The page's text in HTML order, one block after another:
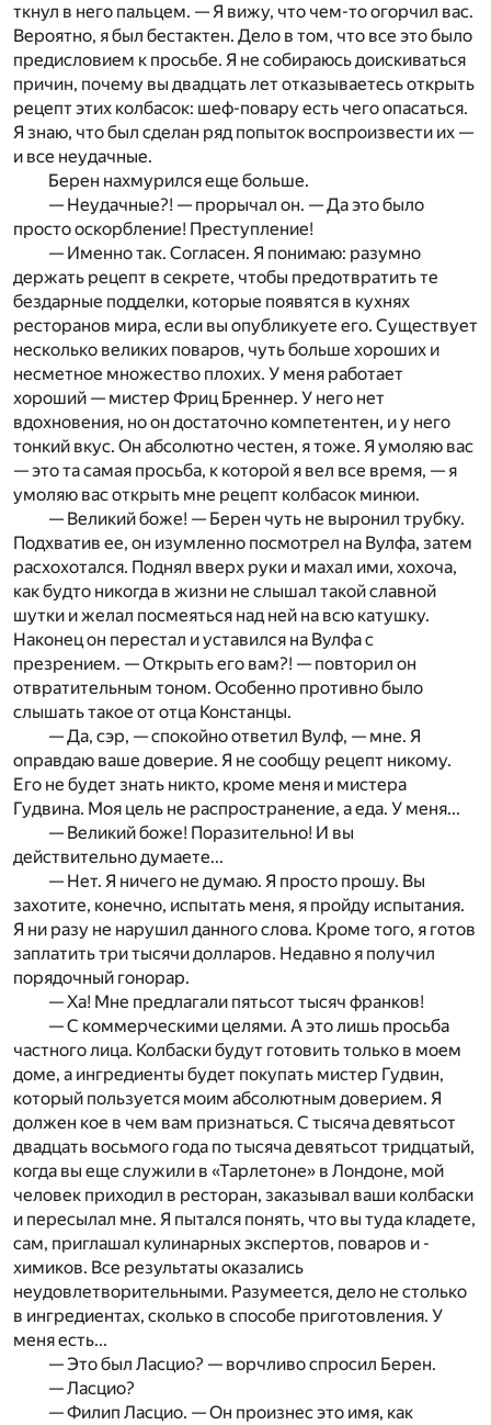
ткнул в него пальцем. — Я вижу, что чем-то огорчил вас.
Вероятно, я был бестактен. Дело в том, что все это было
предисловием к просьбе. Я не собираюсь доискиваться
причин, почему вы двадцать лет отказываетесь открыть
рецепт этих колбасок: шеф-повару есть чего опасаться.
Я знаю, что был сделан ряд попыток воспроизвести их —
и все неудачные.
Берен нахмурился еще больше.
— Неудачные?! — прорычал он. — Да это было
просто оскорбление! Преступление!
— Именно так. Согласен. Я понимаю: разумно
держать рецепт в секрете, чтобы предотвратить те
бездарные подделки, которые появятся в кухнях
ресторанов мира, если вы опубликуете его. Существует
несколько великих поваров, чуть больше хороших и
несметное множество плохих. У меня работает
хороший — мистер Фриц Бреннер. У него нет
вдохновения, но он достаточно компетентен, и у него
тонкий вкус. Он абсолют­но честен, я тоже. Я умоляю вас
— это та самая просьба, к которой я вел все время, — я
умоляю вас открыть мне рецепт колбасок минюи.
— Великий боже! — Берен чуть не выронил трубку.
Подхватив ее, он изумленно посмотрел на Вулфа, затем
расхо­хотался. Поднял вверх руки и махал ими, хохоча,
как будто никогда в жизни не слышал такой славной
шутки и желал ­посмеяться над ней на всю катушку.
Наконец он перестал и уставился на Вулфа c
презрением. — Открыть его вам?! — повторил он
отвратительным тоном. Особенно противно было
слышать такое от отца Констанцы.
— Да, сэр, — спокойно ответил Вулф, — мне. Я
оправдаю ваше доверие. Я не сообщу рецепт никому.
Его не будет знать никто, кроме меня и мистера
Гудвина. Моя цель не распространение, а еда. У меня...
— Великий боже! Поразительно! И вы
действительно думаете...
— Нет. Я ничего не думаю. Я просто прошу. Вы
захотите, конечно, испытать меня, я пройду испытания.
Я ни разу не нарушил данного слова. Кроме того, я готов
заплатить три тысячи долларов. Недавно я получил
порядочный гонорар.
— Ха! Мне предлагали пятьсот тысяч франков!
— С коммерческими целями. А это лишь просьба
частного лица. Колбаски будут готовить только в моем
доме, а ингредиенты будет покупать мистер Гудвин,
который пользуется мо­им абсолютным доверием. Я
должен кое в чем вам признаться. С тысяча девятьсот
двадцать восьмого года по тысяча девятьсот тридцатый,
когда вы еще служили в «Тарлетоне» в Лондоне, мой
человек приходил в ресторан, заказывал ваши колбаски
и пересылал мне. Я пытался понять, что вы туда кладете,
сам, приглашал кулинарных экспертов, поваров и ­
химиков. Все результаты оказались
неудовлетворительными. Разумеется, дело не столько
в ингредиентах, сколько в способе приготовления. У
меня есть...
— Это был Ласцио? — ворчливо спросил Берен.
— Ласцио?
— Филип Ласцио. — Он произнес это имя, как